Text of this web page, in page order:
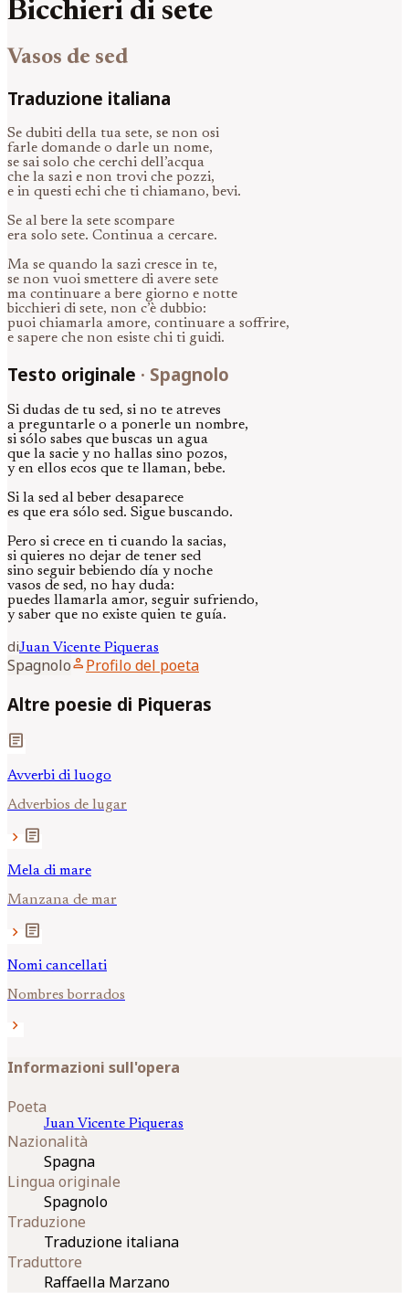
Bicchieri di sete
Vasos de sed
Traduzione italiana
Se dubiti della tua sete, se non osi
farle domande o darle un nome,
se sai solo che cerchi dell’acqua
che la sazi e non trovi che pozzi,
e in questi echi che ti chiamano, bevi.
Se al bere la sete scompare
era solo sete. Continua a cercare.
Ma se quando la sazi cresce in te,
se non vuoi smettere di avere sete
ma continuare a bere giorno e notte
bicchieri di sete, non c’è dubbio:
puoi chiamarla amore, continuare a soffrire,
e sapere che non esiste chi ti guidi.
Testo originale · Spagnolo
Si dudas de tu sed, si no te atreves
a preguntarle o a ponerle un nombre,
si sólo sabes que buscas un agua
que la sacie y no hallas sino pozos,
y en ellos ecos que te llaman, bebe.
Si la sed al beber desaparece
es que era sólo sed. Sigue buscando.
Pero si crece en ti cuando la sacias,
si quieres no dejar de tener sed
sino seguir bebiendo día y noche
vasos de sed, no hay duda:
puedes llamarla amor, seguir sufriendo,
y saber que no existe quien te guía.
diJuan Vicente Piqueras
Spagnoloperson Profilo del poeta
Altre poesie di Piqueras
article
Avverbi di luogo
Adverbios de lugar
chevron_right article
Mela di mare
Manzana de mar
chevron_right article
Nomi cancellati
Nombres borrados
chevron_right
Informazioni sull'opera
Poeta
Juan Vicente Piqueras
Nazionalità
Spagna
Lingua originale
Spagnolo
Traduzione
Traduzione italiana
Traduttore
Raffaella Marzano